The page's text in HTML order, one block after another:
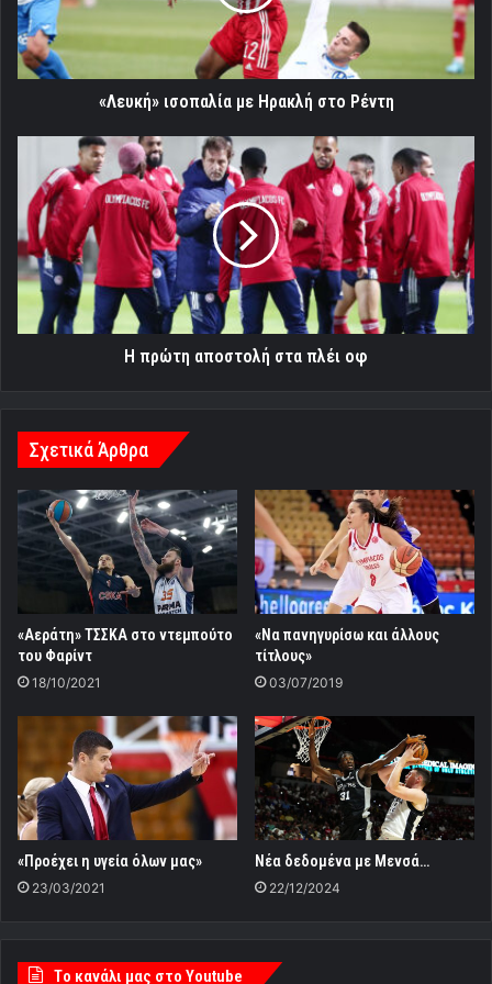
Ρέντη
«Λευκή» ισοπαλία με Ηρακλή στο Ρέντη
πρώτη
αποστολή
στα
πλέι
οφ
Η πρώτη αποστολή στα πλέι οφ
Σχετικά Άρθρα
«Αεράτη» ΤΣΣΚΑ στο ντεμπούτο
του Φαρίντ
18/10/2021
«Να πανηγυρίσω και άλλους
τίτλους»
03/07/2019
«Προέχει η υγεία όλων μας»
23/03/2021
Νέα δεδομένα με Μενσά…
22/12/2024
Tο κανάλι μας στο Youtube